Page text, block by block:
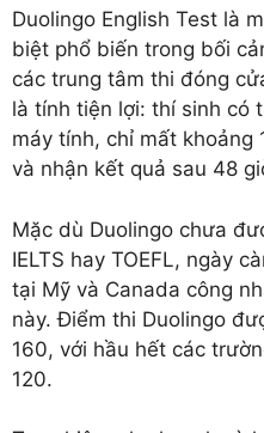
Duolingo English Test là
biệt phổ biến trong bối
các trung tâm thi đóng
là tính tiện lợi: thí sinh có
máy tính, chỉ mất khoảng
và nhận kết quả sau 48
Mặc dù Duolingo chưa
IELTS hay TOEFL, ngày
tại Mỹ và Canada công
này. Điểm thi Duolingo
160, với hầu hết các
120.